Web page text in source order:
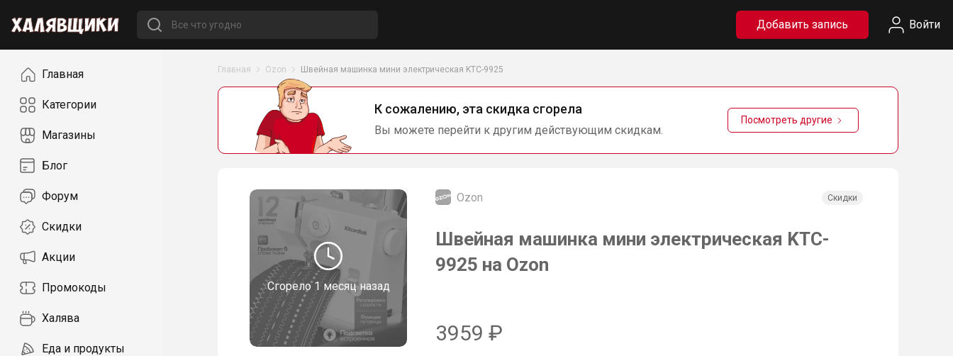
Добавить запись Войти
НавигацияГлавная
Категории
Магазины
Блог
Форум
Скидки
Акции
Промокоды
Халява
Еда и продукты
Главная Ozon Швейная машинка мини электрическая KTC-9925
К сожалению, эта скидка сгорела
Вы можете перейти к другим действующим скидкам.
Посмотреть другие
Сгорело1 месяц назад
Ozon Скидки
Швейная машинка мини электрическая KTC-
9925 на Ozon
3959 ₽